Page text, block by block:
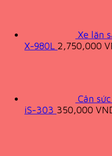
Xe lăn
X-980L 2,750,000
Cân
iS-303 350,000